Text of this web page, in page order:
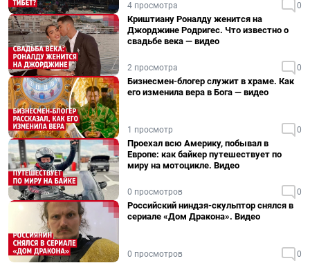
4 просмотра 0
Криштиану Роналду женится на
Джорджине Родригес. Что известно о
свадьбе века — видео
2 просмотра 0
Бизнесмен-блогер служит в храме. Как
его изменила вера в Бога — видео
1 просмотр 0
Проехал всю Америку, побывал в
Европе: как байкер путешествует по
миру на мотоцикле. Видео
0 просмотров 0
Российский ниндзя-скульптор снялся в
сериале «Дом Дракона». Видео
0 просмотров 0